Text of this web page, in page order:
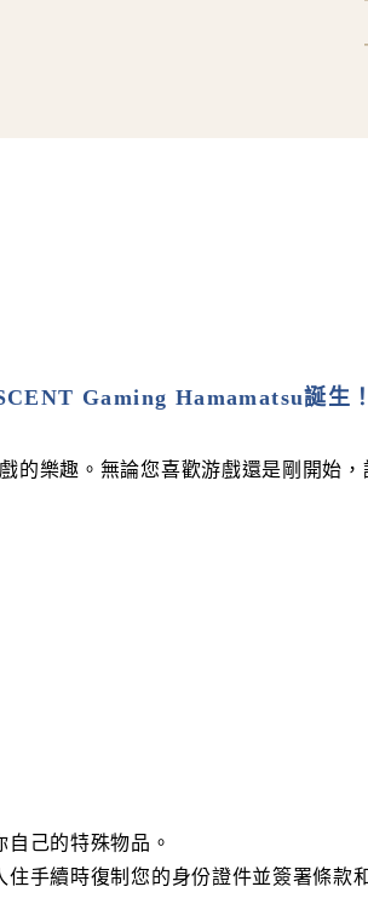
Gaming Hamamatsu誕生！
的樂趣。無論您喜歡游戲還是剛開始，
己的特殊物品。
手續時復制您的身份證件並簽署條款